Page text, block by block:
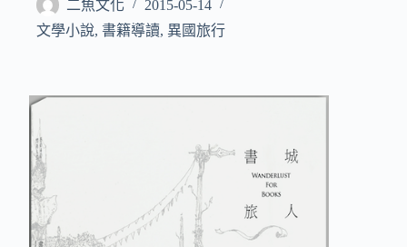
二魚文化
2015-05-14
文學小說, 書籍導讀, 異國旅行